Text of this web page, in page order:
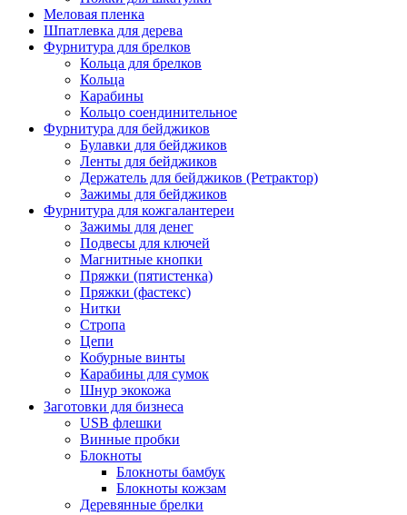
Меловая пленка
Шпатлевка для дерева
Фурнитура для брелков
Кольца для брелков
Кольца
Карабины
Кольцо соендинительное
Фурнитура для бейджиков
Булавки для бейджиков
Ленты для бейджиков
Держатель для бейджиков (Ретрактор)
Зажимы для бейджиков
Фурнитура для кожгалантереи
Зажимы для денег
Подвесы для ключей
Магнитные кнопки
Пряжки (пятистенка)
Пряжки (фастекс)
Нитки
Стропа
Цепи
Кобурные винты
Карабины для сумок
Шнур экокожа
Заготовки для бизнеса
USB флешки
Винные пробки
Блокноты
Блокноты бамбук
Блокноты кожзам
Деревянные брелки